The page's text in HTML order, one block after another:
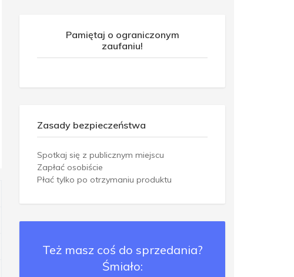
Pamiętaj o ograniczonym
zaufaniu!
Zasady bezpieczeństwa
Spotkaj się z publicznym miejscu
Zapłać osobiście
Płać tylko po otrzymaniu produktu
Też masz coś do sprzedania?
Śmiało: